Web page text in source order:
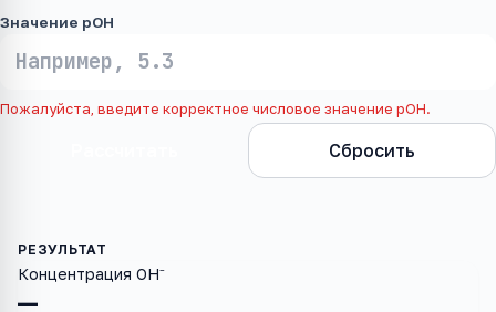
Значение pOH
Пожалуйста, введите корректное числовое значение pOH.
Сбросить
Концентрация OH⁻